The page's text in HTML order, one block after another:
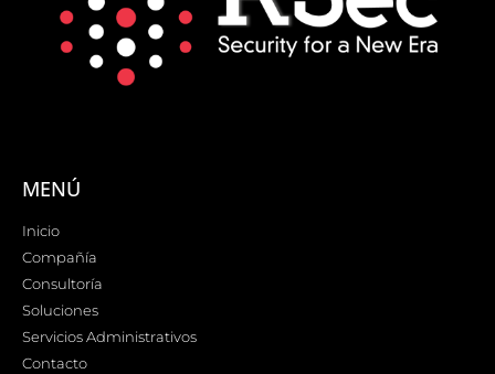
MENÚ
Inicio
Compañía
Consultoría
Soluciones
Servicios Administrativos
Contacto